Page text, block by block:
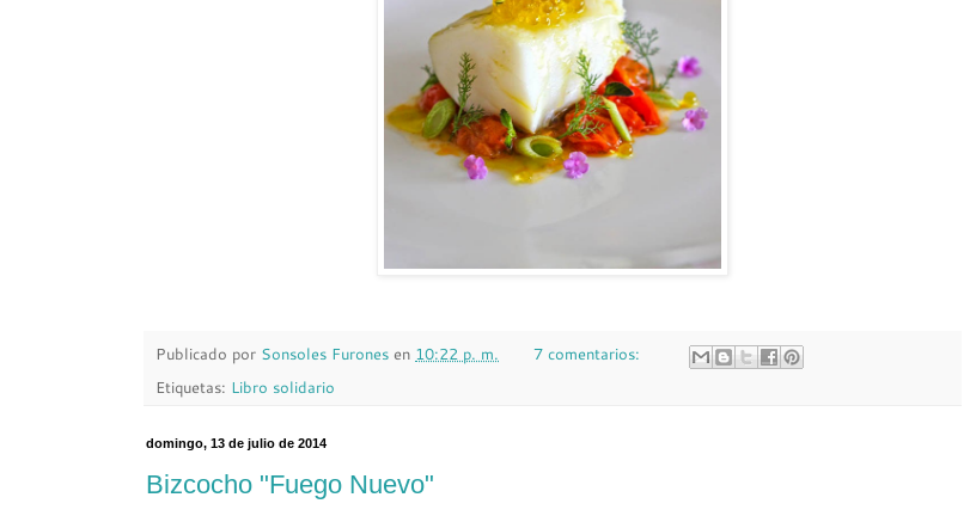
Publicado por Sonsoles Furones en 10:22 p. m.
7 comentarios:
Etiquetas: Libro solidario
domingo, 13 de julio de 2014
Bizcocho "Fuego Nuevo"